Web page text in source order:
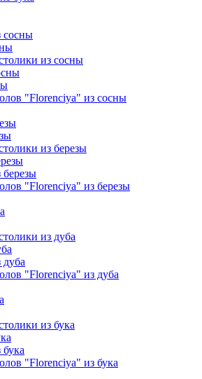
сосны
из сосны
"Florenciya" из сосны
из березы
"Florenciya" из березы
из дуба
"Florenciya" из дуба
из бука
"Florenciya" из бука